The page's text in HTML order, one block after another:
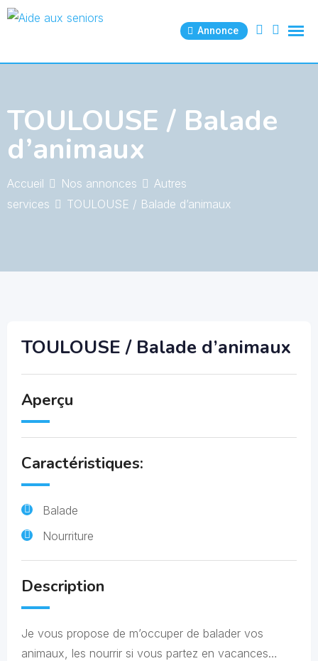
Skip
Annonce
TOULOUSE / Balade
d’animaux
Accueil Nos annonces
Autres
services
TOULOUSE / Balade d’animaux
TOULOUSE / Balade d’animaux
Aperçu
Caractéristiques:
Balade
Nourriture
Description
Je vous propose de m’occuper de balader vos
animaux, les nourrir si vous partez en vacances…